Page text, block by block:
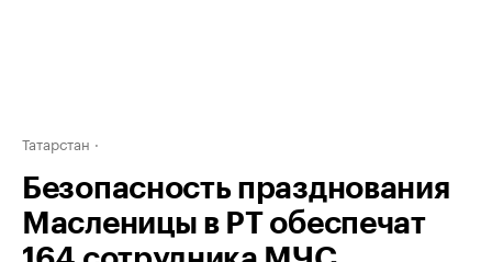
Татарстан
Безопасность празднования
Масленицы в РТ обеспечат